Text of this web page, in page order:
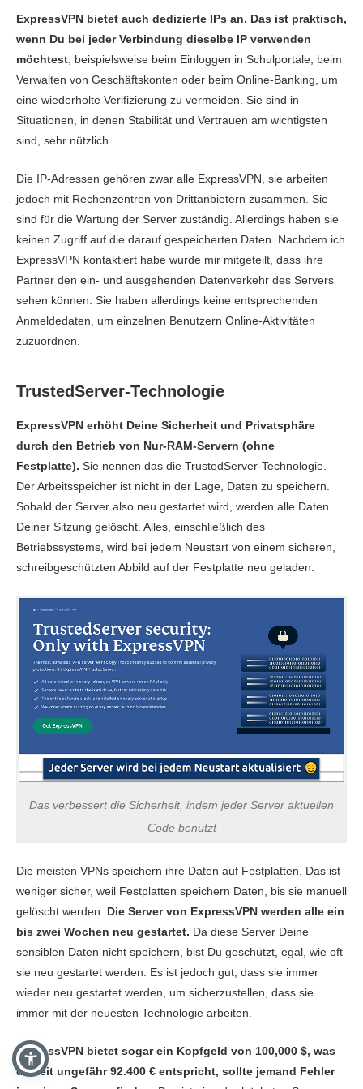
ExpressVPN bietet auch dedizierte IPs an. Das ist praktisch,
wenn Du bei jeder Verbindung dieselbe IP verwenden
möchtest, beispielsweise beim Einloggen in Schulportale, beim
Verwalten von Geschäftskonten oder beim Online-Banking, um
eine wiederholte Verifizierung zu vermeiden. Sie sind in
Situationen, in denen Stabilität und Vertrauen am wichtigsten
sind, sehr nützlich.
Die IP-Adressen gehören zwar alle ExpressVPN, sie arbeiten
jedoch mit Rechenzentren von Drittanbietern zusammen. Sie
sind für die Wartung der Server zuständig. Allerdings haben sie
keinen Zugriff auf die darauf gespeicherten Daten. Nachdem ich
ExpressVPN kontaktiert habe wurde mir mitgeteilt, dass ihre
Partner den ein- und ausgehenden Datenverkehr des Servers
sehen können. Sie haben allerdings keine entsprechenden
Anmeldedaten, um einzelnen Benutzern Online-Aktivitäten
zuzuordnen.
TrustedServer-Technologie
ExpressVPN erhöht Deine Sicherheit und Privatsphäre
durch den Betrieb von Nur-RAM-Servern (ohne
Festplatte). Sie nennen das die TrustedServer-Technologie.
Der Arbeitsspeicher ist nicht in der Lage, Daten zu speichern.
Sobald der Server also neu gestartet wird, werden alle Daten
Deiner Sitzung gelöscht. Alles, einschließlich des
Betriebssystems, wird bei jedem Neustart von einem sicheren,
schreibgeschützten Abbild auf der Festplatte neu geladen.
Das verbessert die Sicherheit, indem jeder Server aktuellen
Code benutzt
Die meisten VPNs speichern ihre Daten auf Festplatten. Das ist
weniger sicher, weil Festplatten speichern Daten, bis sie manuell
gelöscht werden. Die Server von ExpressVPN werden alle ein
bis zwei Wochen neu gestartet. Da diese Server Deine
sensiblen Daten nicht speichern, bist Du geschützt, egal, wie oft
sie neu gestartet werden. Es ist jedoch gut, dass sie immer
wieder neu gestartet werden, um sicherzustellen, dass sie
immer mit der neuesten Technologie arbeiten.
ExpressVPN bietet sogar ein Kopfgeld von 100,000 $, was
derzeit ungefähr 92.400 € entspricht, sollte jemand Fehler